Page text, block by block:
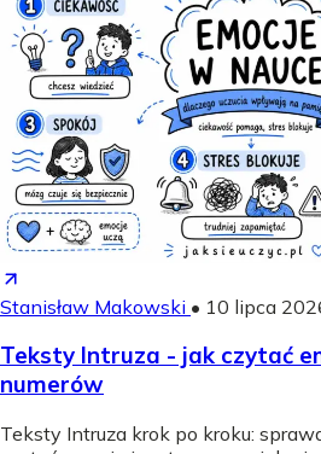
Stanisław Makowski • 10 lipca
Teksty Intruza - jak czytać
numerów
Teksty Intruza krok po kroku: